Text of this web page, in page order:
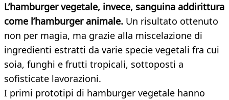
L’hamburger vegetale, invece, sanguina addirittura
come l’hamburger animale. Un risultato ottenuto
non per magia, ma grazie alla miscelazione di
ingredienti estratti da varie specie vegetali fra cui
soia, funghi e frutti tropicali, sottoposti a
sofisticate lavorazioni.
I primi prototipi di hamburger vegetale hanno